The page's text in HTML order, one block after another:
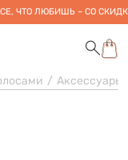
ЧТО ЛЮБИШЬ – СО
Аксессуары